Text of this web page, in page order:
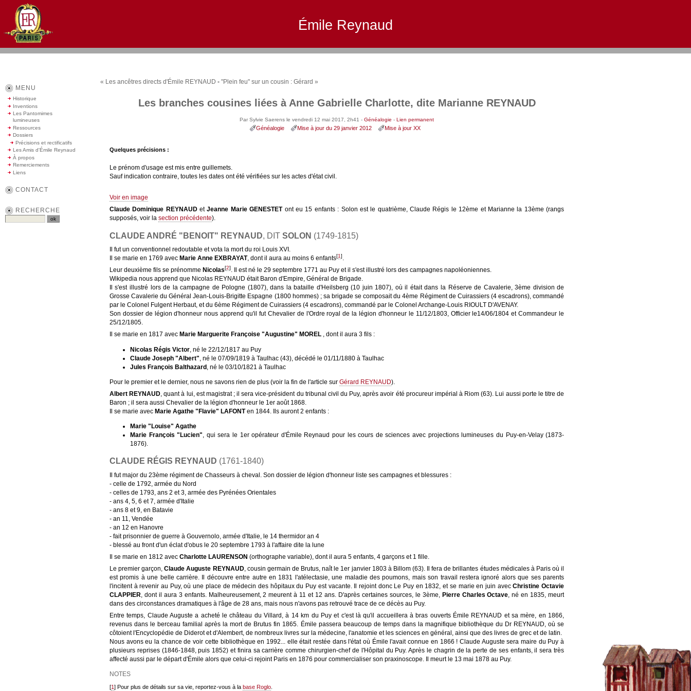
Émile Reynaud
« Les ancêtres directs d'Émile REYNAUD - "Plein feu" sur un cousin : Gérard »
Les branches cousines liées à Anne Gabrielle Charlotte, dite Marianne REYNAUD
Par Sylvie Saerens le vendredi 12 mai 2017, 2h41 -Généalogie - Lien permanent
Généalogie Mise à jour du 29 janvier 2012 Mise à jour XX
Quelques précisions :
Le prénom d'usage est mis entre guillemets.
Sauf indication contraire, toutes les dates ont été vérifiées sur les actes d'état civil.
Voir en image
Claude Dominique REYNAUDetJeanne Marie GENESTETont eu 15 enfants : Solon est le quatrième, Claude Régis le 12ème et Marianne la 13ème (rangs
supposés, voir la section précédente).
CLAUDE ANDRÉ "BENOIT" REYNAUD , DIT SOLON (1749-1815)
Il fut un conventionnel redoutable et vota la mort du roi Louis XVI.
Il se marie en 1769 avec Marie Anne EXBRAYAT, dont il aura au moins 6 enfants[1].
Leur deuxième fils se prénomme Nicolas[2]. Il est né le 29 septembre 1771 au Puy et il s'est illustré lors des campagnes napoléoniennes.
Wikipedia nous apprend que Nicolas REYNAUD était Baron d'Empire, Général de Brigade.
Il s'est illustré lors de la campagne de Pologne (1807), dans la bataille d'Heilsberg (10 juin 1807), où il était dans la Réserve de Cavalerie, 3ème division de
Grosse Cavalerie du Général Jean-Louis-Brigitte Espagne (1800 hommes) ; sa brigade se composait du 4ème Régiment de Cuirassiers (4 escadrons), commandé
par le Colonel Fulgent Herbaut, et du 6ème Régiment de Cuirassiers (4 escadrons), commandé par le Colonel Archange-Louis RIOULT D'AVENAY.
Son dossier de légion d'honneur nous apprend qu'il fut Chevalier de l'Ordre royal de la légion d'honneur le 11/12/1803, Officier le14/06/1804 et Commandeur le
25/12/1805.
Il se marie en 1817 avec Marie Marguerite Françoise "Augustine" MOREL, dont il aura 3 fils :
Nicolas Régis Victor, né le 22/12/1817 au Puy
Claude Joseph "Albert" , né le 07/09/1819 à Taulhac (43), décédé le 01/11/1880 à Taulhac
Jules François Balthazard, né le 03/10/1821 à Taulhac
Pour le premier et le dernier, nous ne savons rien de plus (voir la fin de l'article sur Gérard REYNAUD).
Albert REYNAUD , quant à lui, est magistrat ; il sera vice-président du tribunal civil du Puy, après avoir été procureur impérial à Riom (63). Lui aussi porte le titre de
Baron ; il sera aussi Chevalier de la légion d'honneur le 1er août 1868.
Il se marie avec Marie Agathe "Flavie" LAFONTen 1844. Ils auront 2 enfants :
Marie "Louise" Agathe
Marie François "Lucien", qui sera le 1er opérateur d'Émile Reynaud pour les cours de sciences avec projections lumineuses du Puy-en-Velay (1873-
1876).
CLAUDE RÉGIS REYNAUD (1761-1840)
Il fut major du 23ème régiment de Chasseurs à cheval. Son dossier de légion d'honneur liste ses campagnes et blessures :
- celle de 1792, armée du Nord
- celles de 1793, ans 2 et 3, armée des Pyrénées Orientales
- ans 4, 5, 6 et 7, armée d'Italie
- ans 8 et 9, en Batavie
- an 11, Vendée
- an 12 en Hanovre
- fait prisonnier de guerre à Gouvernolo, armée d'Italie, le 14 thermidor an 4
- blessé au front d'un éclat d'obus le 20 septembre 1793 à l'affaire dite la lune
Il se marie en 1812 avec Charlotte LAURENSON (orthographe variable), dont il aura 5 enfants, 4 garçons et 1 fille.
Le premier garçon,Claude Auguste REYNAUD, cousin germain de Brutus, naît le 1er janvier 1803 à Billom (63). Il fera de brillantes études médicales à Paris où il
est promis à une belle carrière. Il découvre entre autre en 1831 l'atélectasie, une maladie des poumons, mais son travail restera ignoré alors que ses parents
l'incitent à revenir au Puy, où une place de médecin des hôpitaux du Puy est vacante. Il rejoint donc Le Puy en 1832, et se marie en juin avecChristine Octavie
CLAPPIER, dont il aura 3 enfants. Malheureusement, 2 meurent à 11 et 12 ans. D'après certaines sources, le 3ème, Pierre Charles Octave, né en 1835, meurt
dans des circonstances dramatiques à l'âge de 28 ans, mais nous n'avons pas retrouvé trace de ce décès au Puy.
Entre temps, Claude Auguste a acheté le château du Villard, à 14 km du Puy et c'est là qu'il accueillera à bras ouverts Émile REYNAUD et sa mère, en 1866,
revenus dans le berceau familial après la mort de Brutus fin 1865. Émile passera beaucoup de temps dans la magnifique bibliothèque du Dr REYNAUD, où se
côtoient l'Encyclopédie de Diderot et d'Alembert, de nombreux livres sur la médecine, l'anatomie et les sciences en général, ainsi que des livres de grec et de latin.
Nous avons eu la chance de voir cette bibliothèque en 1992... elle était restée dans l'état où Émile l'avait connue en 1866 ! Claude Auguste sera maire du Puy à
plusieurs reprises (1846-1848, puis 1852) et finira sa carrière comme chirurgien-chef de l'Hôpital du Puy. Après le chagrin de la perte de ses enfants, il sera très
affecté aussi par le départ d'Émile alors que celui-ci rejoint Paris en 1876 pour commercialiser son praxinoscope. Il meurt le 13 mai 1878 au Puy.
NOTES
[1] Pour plus de détails sur sa vie, reportez-vous à la base Roglo.
MENU
Historique
Inventions
Les Pantomimes
lumineuses
Ressources
Dossiers
Précisions et rectificatifs
Les Amis d'Émile Reynaud
À propos
Remerciements
Liens
CONTACT
RECHERCHE